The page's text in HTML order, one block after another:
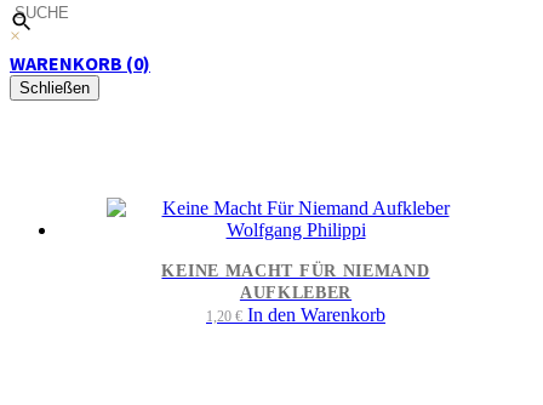
×
WARENKORB (0)
Schließen
KEINE MACHT FÜR NIEMAND
AUFKLEBER
1,20 € In den Warenkorb